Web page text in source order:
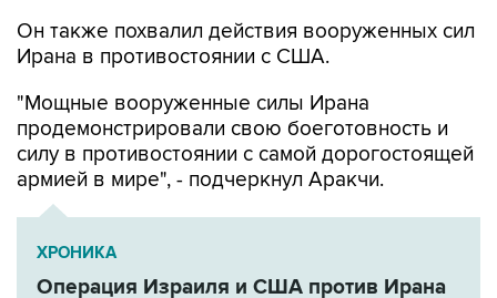
Он также похвалил действия вооруженных сил
Ирана в противостоянии с США.
"Мощные вооруженные силы Ирана
продемонстрировали свою боеготовность и
силу в противостоянии с самой дорогостоящей
армией в мире", - подчеркнул Аракчи.
ХРОНИКА
Операция Израиля и США против Ирана